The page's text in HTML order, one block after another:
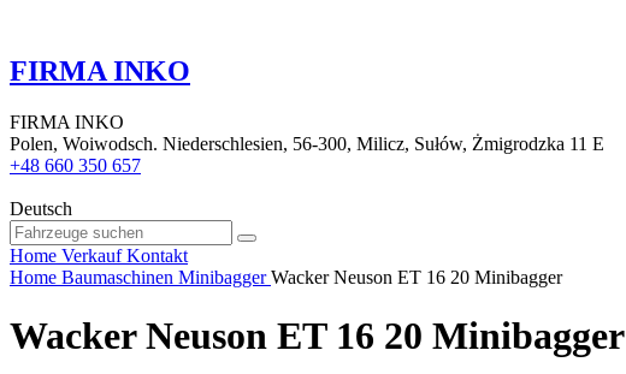
FIRMA INKO
FIRMA INKO
Polen, Woiwodsch. Niederschlesien, 56-300, Milicz, Sułów, Żmigrodzka 11 E
+48 660 350 657
Deutsch
Home Verkauf Kontakt
Home Baumaschinen Minibagger Wacker Neuson ET 16 20 Minibagger
Wacker Neuson ET 16 20 Minibagger